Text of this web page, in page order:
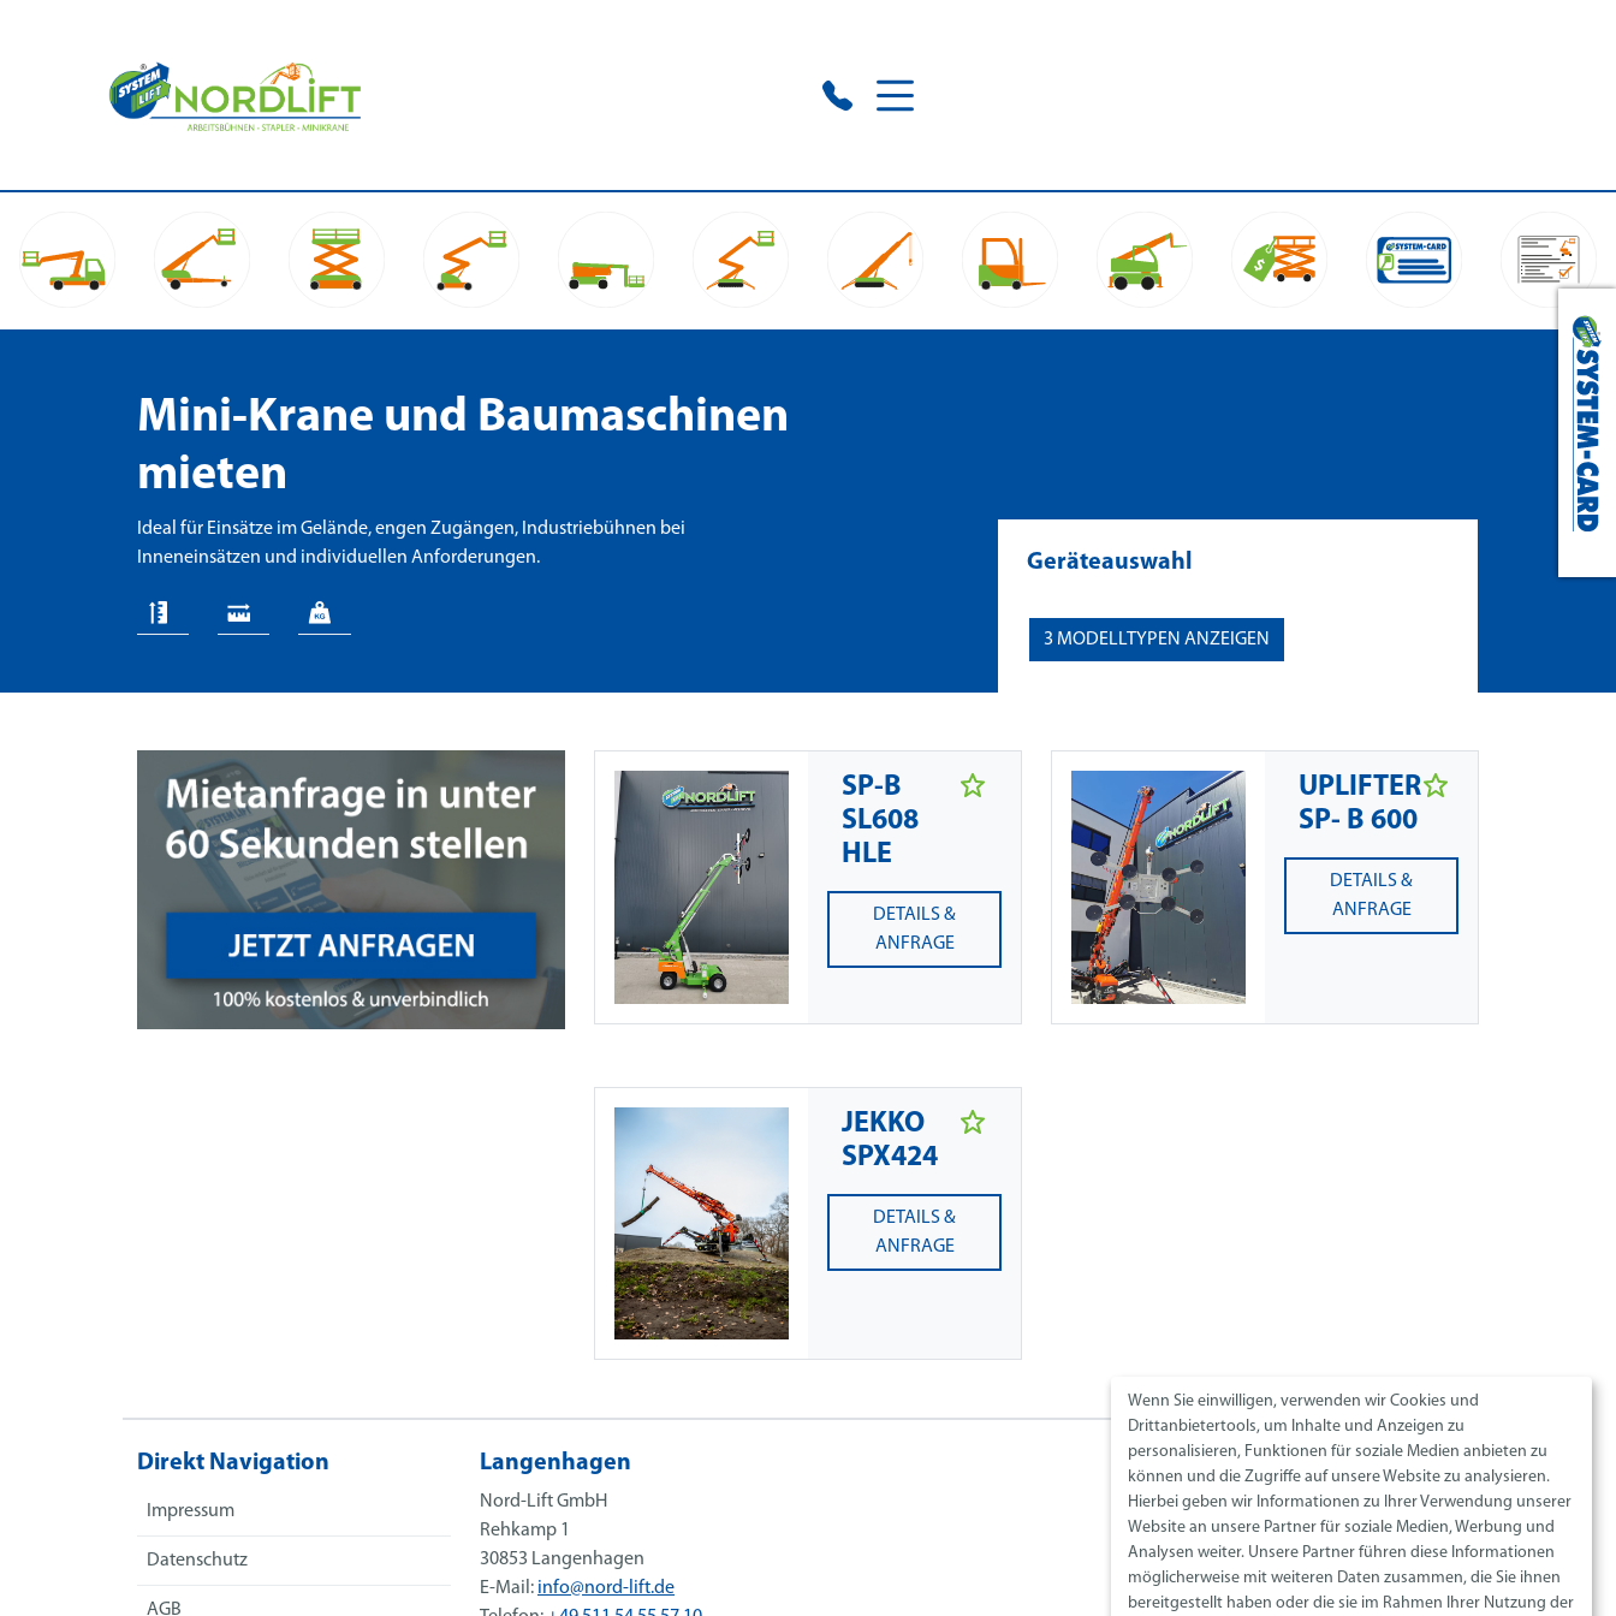
Mini-Krane und Baumaschinen
mieten
Ideal für Einsätze im Gelände, engen Zugängen, Industriebühnen bei
Inneneinsätzen und individuellen Anforderungen.
Geräteauswahl
3 MODELLTYPEN ANZEIGEN
SP-B
SL608
HLE
DETAILS &
ANFRAGE
UPLIFTER
SP- B 600
DETAILS &
ANFRAGE
JEKKO
SPX424
DETAILS &
ANFRAGE
Direkt Navigation
Impressum
Datenschutz
AGB
Langenhagen
Nord-Lift GmbH
Rehkamp 1
30853 Langenhagen
E-Mail: info@nord-lift.de
Social Media
Wenn Sie einwilligen, verwenden wir Cookies und
Drittanbietertools, um Inhalte und Anzeigen zu
personalisieren, Funktionen für soziale Medien anbieten zu
können und die Zugriffe auf unsere Website zu analysieren.
Hierbei geben wir Informationen zu Ihrer Verwendung unserer
Website an unsere Partner für soziale Medien, Werbung und
Analysen weiter. Unsere Partner führen diese Informationen
möglicherweise mit weiteren Daten zusammen, die Sie ihnen
bereitgestellt haben oder die sie im Rahmen Ihrer Nutzung der